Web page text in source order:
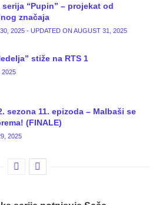
serija “Pupin” – projekat od
značaja
2025 - UPDATED ON AUGUST 31, 2025
stiže na RTS 1
2025
sezona 11. epizoda – Malbaši se
(FINALE)
2025